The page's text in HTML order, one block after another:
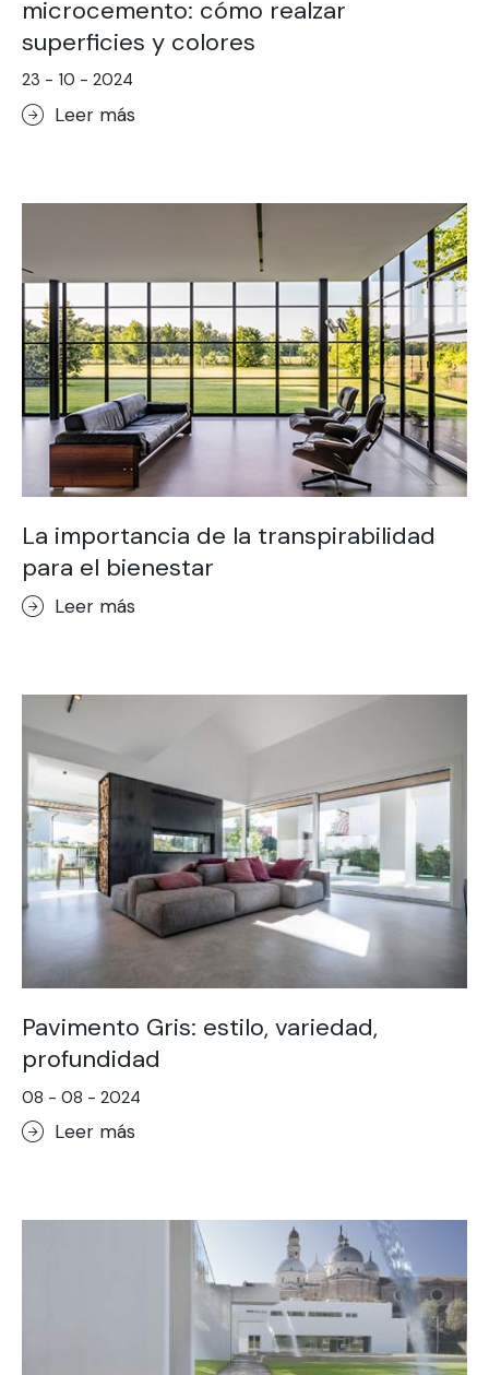
microcemento: cómo realzar
superficies y colores
23 - 10 - 2024
Leer más
La importancia de la transpirabilidad
para el bienestar
Leer más
Pavimento Gris: estilo, variedad,
profundidad
08 - 08 - 2024
Leer más